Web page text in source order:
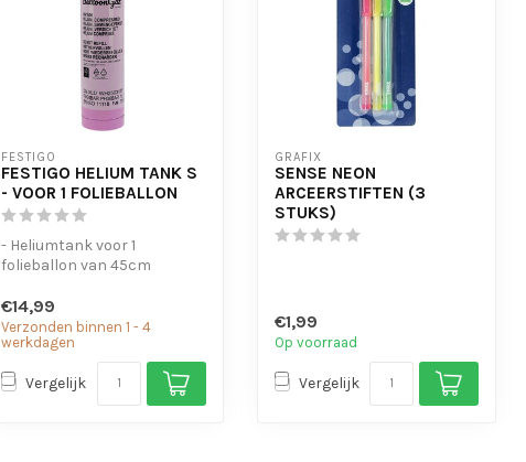
FESTIGO
FESTIGO HELIUM TANK S
- VOOR 1 FOLIEBALLON
- Heliumtank voor 1
folieballon van 45cm
ballonnen van 23cm...
€14,99
Verzonden binnen 1 - 4
werkdagen
Vergelijk
GRAFIX
SENSE NEON
ARCEERSTIFTEN (3
STUKS)
€1,99
Op voorraad
Vergelijk